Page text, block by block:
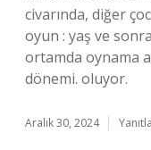
civarında, diğer
oyun : yaş ve
ortamda oynama
dönemi. oluyor.
Aralık 30, 2024 Yanıtla